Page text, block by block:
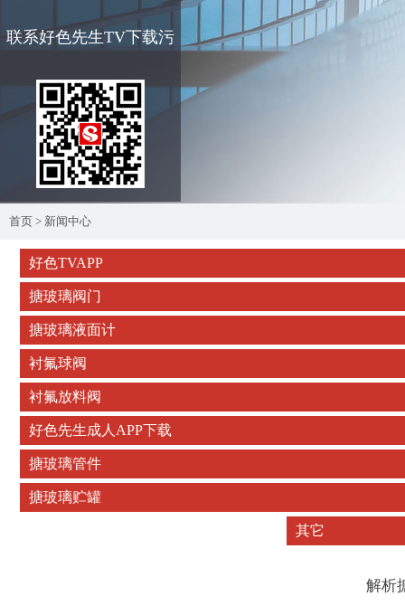
联系好色先生TV下载污
首页 > 新闻中心
好色TVAPP
搪玻璃阀门
搪玻璃液面计
衬氟球阀
衬氟放料阀
好色先生成人APP下载
搪玻璃管件
搪玻璃贮罐
其它
解析